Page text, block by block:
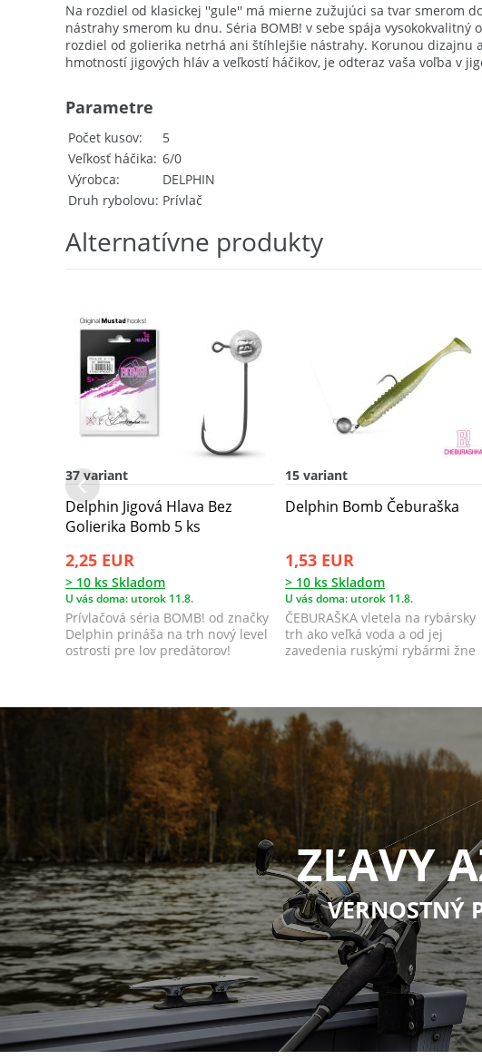
Na rozdiel od klasickej ''gule'' má mierne zužujúci sa tvar smerom
nástrahy smerom ku dnu. Séria BOMB! v sebe spája
rozdiel od golierika netrhá ani štíhlejšie nástrahy. Korunou dizajnu
hmotností jigových hláv a veľkostí háčikov, je odteraz vaša voľba v
Počet kusov
5
Veľkosť háčika 6/0
Výrobca
DELPHIN
Druh rybolovu Prívlač
Parametre
Alternatívne produkty
37 variant
Delphin Jigová Hlava Bez
Golierika Bomb 5 ks
2,25 EUR
> 10 ks Skladom
U vás doma: utorok 11.8.
Prívlačová séria BOMB! od značky
Delphin prináša na trh nový level
ostrosti pre lov predátorov!
15 variant
Delphin Bomb Čeburaška
1,53 EUR
> 10 ks Skladom
U vás doma: utorok 11.8.
ČEBURAŠKA vletela na rybársky
trh ako veľká voda a od jej
zavedenia ruskými rybármi žne
ZĽAVY
VERNOSTNÝ